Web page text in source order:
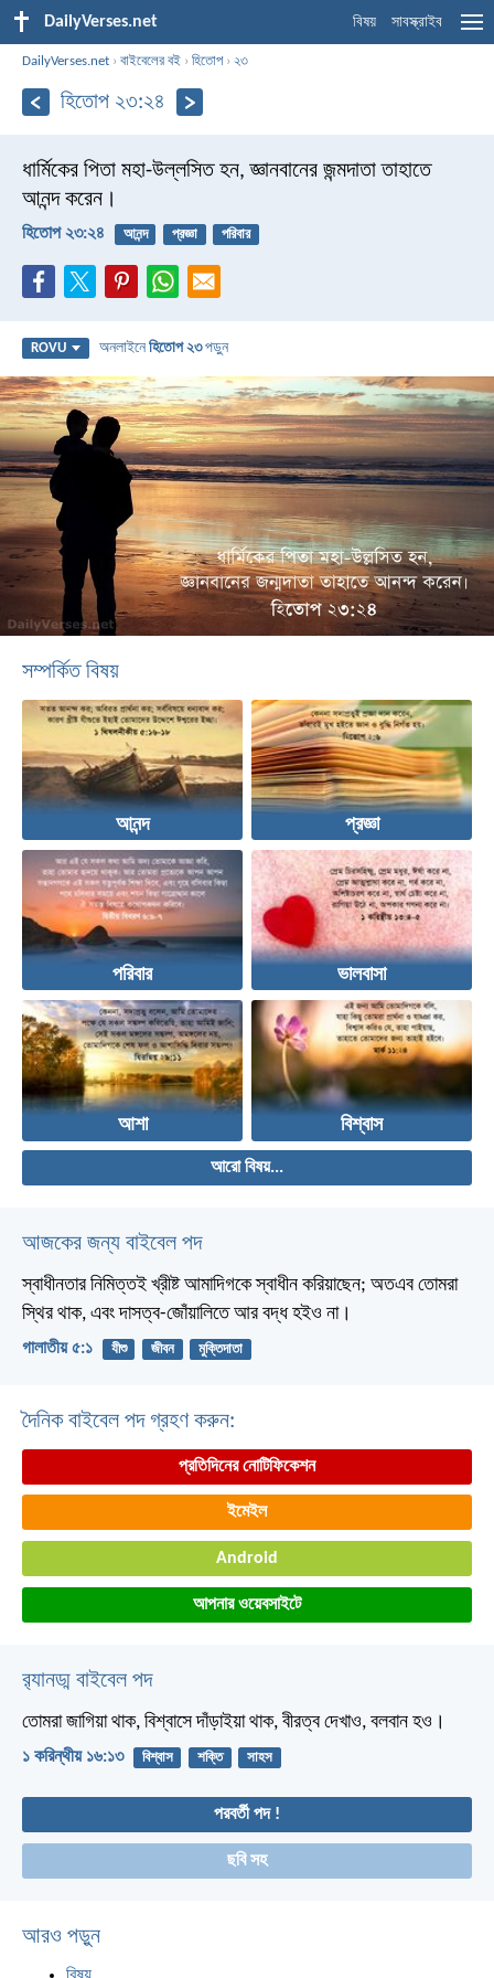
DailyVerses.net বিষয় সাবস্ক্রাইব
DailyVerses.net ›বাইবেলের বই ›হিতোপ›২৩
হিতোপ ২৩:২৪
ধার্মিকের পিতা মহা-উল্লসিত হন, জ্ঞানবানের জন্মদাতা তাহাতে
আনন্দ করেন।
হিতোপ ২৩:২৪ আনন্দ প্রজ্ঞা পরিবার
ROVU অনলাইনেহিতোপ ২৩পড়ুন
সম্পর্কিত বিষয়
আনন্দ প্রজ্ঞা
পরিবার ভালবাসা
আশা বিশ্বাস
আরো বিষয়...
আজকের জন্য বাইবেল পদ
স্বাধীনতার নিমিত্তই খ্রীষ্ট আমাদিগকে স্বাধীন করিয়াছেন; অতএব তোমরা
স্থির থাক, এবং দাসত্ব-জোঁয়ালিতে আর বদ্ধ হইও না।
গালাতীয় ৫:১ যীশু জীবন মুক্তিদাতা
দৈনিক বাইবেল পদ গ্রহণ করুন:
প্রতিদিনের নোটিফিকেশন
ইমেইল
Android
আপনার ওয়েবসাইটে
র‌্যানড্ম বাইবেল পদ
তোমরা জাগিয়া থাক, বিশ্বাসে দাঁড়াইয়া থাক, বীরত্ব দেখাও, বলবান হও।
১ করিন্থীয় ১৬:১৩ বিশ্বাস শক্তি সাহস
পরবর্তী পদ !
ছবি সহ
আরও পড়ুন